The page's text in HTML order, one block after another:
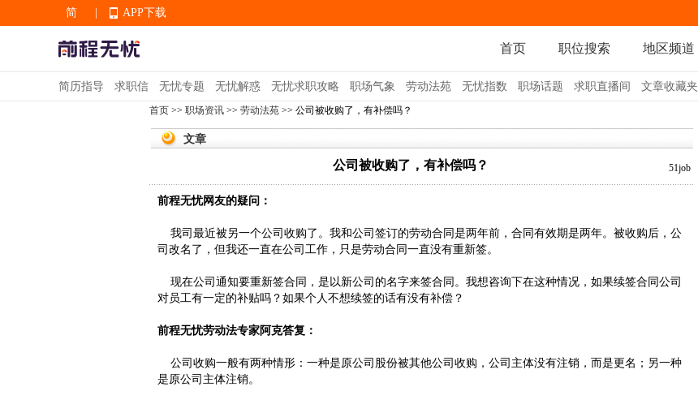
简
EN
APP下载
APP下载
首页 职位搜索 地区频道
简历指导 求职信 无忧专题 无忧解惑 无忧求职攻略 职场气象 劳动法苑 无忧指数 职场话题 求职直播间 文章收藏夹
首页 >> 职场资讯 >> 劳动法苑 >> 公司被收购了，有补偿吗？
文章
51job
公司被收购了，有补偿吗？
前程无忧网友的疑问：
我司最近被另一个公司收购了。我和公司签订的劳动合同是两年前，合同有效期是两年。被收购后，公
司改名了，但我还一直在公司工作，只是劳动合同一直没有重新签。
现在公司通知要重新签合同，是以新公司的名字来签合同。我想咨询下在这种情况，如果续签合同公司
对员工有一定的补贴吗？如果个人不想续签的话有没有补偿？
前程无忧劳动法专家阿克答复：
公司收购一般有两种情形：一种是原公司股份被其他公司收购，公司主体没有注销，而是更名；另一种
是原公司主体注销。